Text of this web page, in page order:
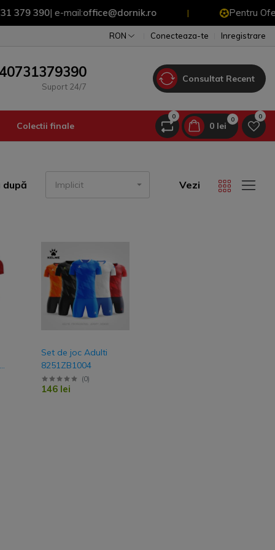
390| e-mail: office@dornik.ro Pentru Oferte
RON Conecteaza-te Inregistrare
Suport 24/7
Consultat Recent
Colectii finale
0 0
0 lei
0
după Implicit Vezi
Set de joc Adulti
8251ZB1004
(0)
146 lei